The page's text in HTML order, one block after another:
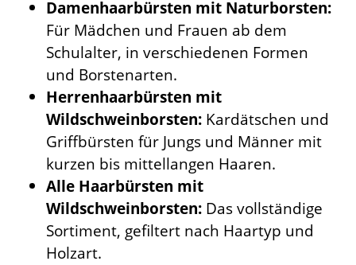
Damenhaarbürsten mit Naturborsten:
Für Mädchen und Frauen ab dem
Schulalter, in verschiedenen Formen
und Borstenarten.
Herrenhaarbürsten mit
Wildschweinborsten: Kardätschen und
Griffbürsten für Jungs und Männer mit
kurzen bis mittellangen Haaren.
Alle Haarbürsten mit
Wildschweinborsten: Das vollständige
Sortiment, gefiltert nach Haartyp und
Holzart.